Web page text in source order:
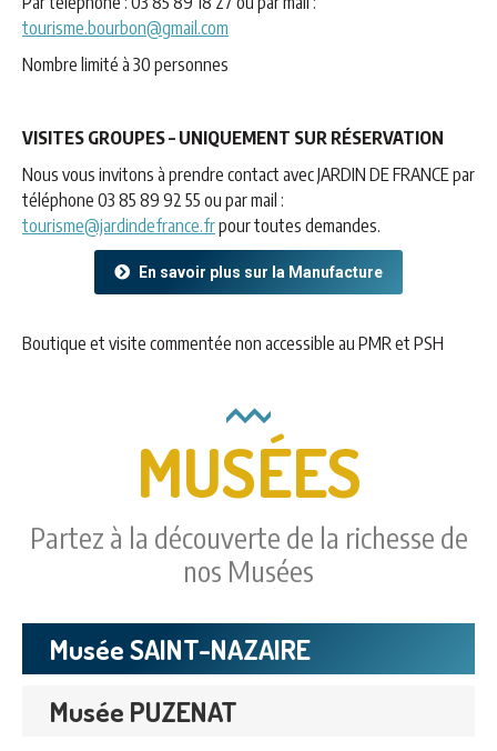
tourisme.bourbon@gmail.com
Nombre limité à 30 personnes
VISITES GROUPES – UNIQUEMENT SUR RÉSERVATION
Nous vous invitons à prendre contact avec JARDIN DE FRANCE par
téléphone 03 85 89 92 55 ou par mail :
tourisme@jardindefrance.frpour toutes demandes.
En savoir plus sur la Manufacture
Boutique et visite commentée non accessible au PMR et PSH
MUSÉES
Partez à la découverte de la richesse de
nos Musées
Musée SAINT-NAZAIRE
Musée PUZENAT